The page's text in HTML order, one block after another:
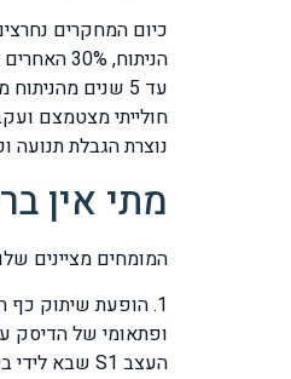
עד 5 שנים
חולייתי מצטמצם
נוצרת הגבלת תנועה
מתי אין
המומחים מציינים
העצב S1 שבא לידי ביטוי באי יכולת התרוממות על הבהונות כלומר שיתוק שריר התאומים Gastrocnemius.